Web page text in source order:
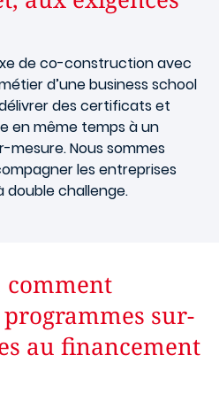
de co-construction avec
d’une business school
des certificats et
en même temps à un
Nous sommes
les entreprises
challenge.
comment
sur-
au financement